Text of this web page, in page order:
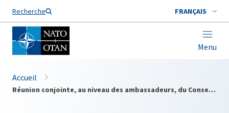
Recherche FRANÇAIS
Menu
Nom de famille*
Accueil
Réunion conjointe, au niveau des ambassadeurs, du Conseil de l’Atlantique Nord et du Conseil de l’UEO